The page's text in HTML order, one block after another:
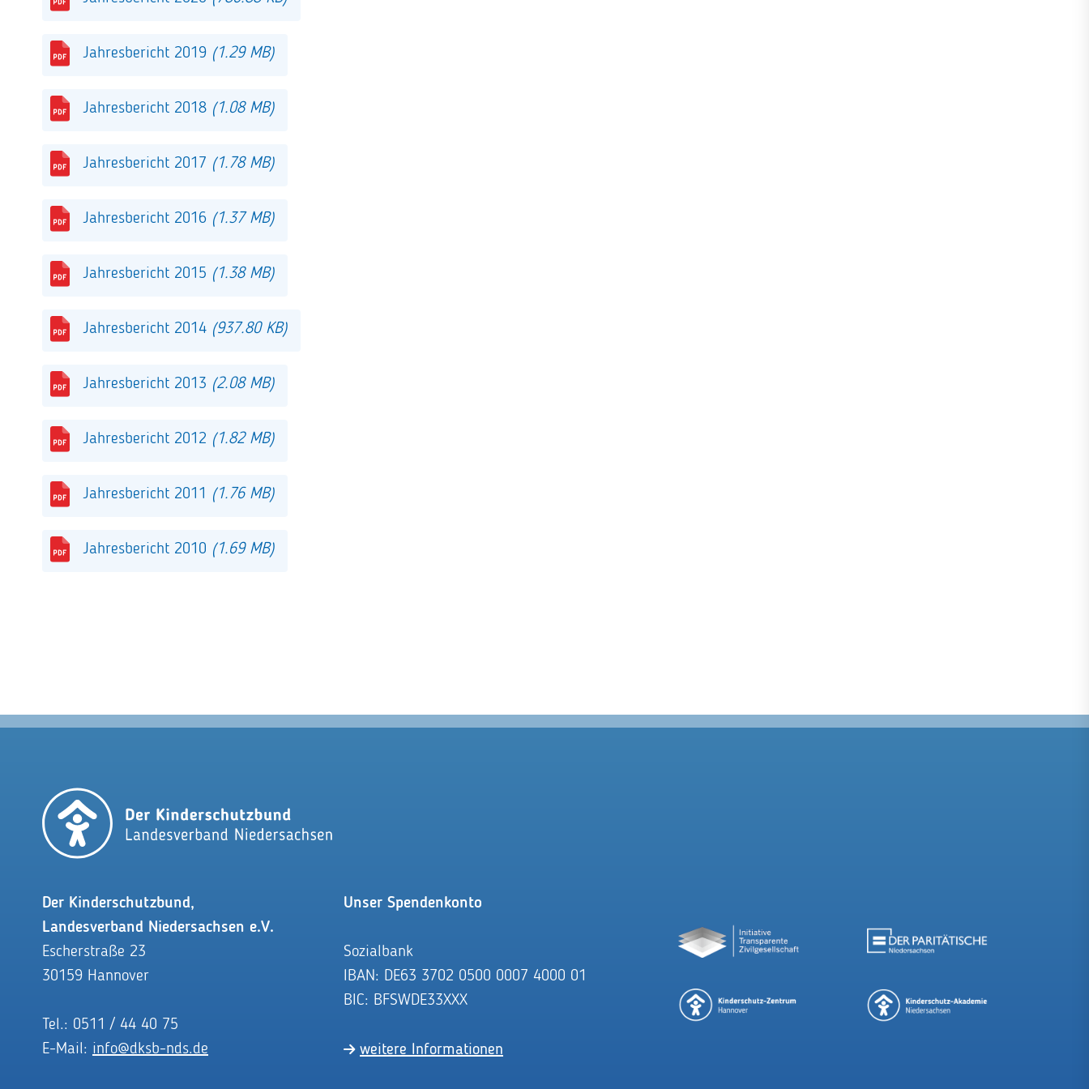
Jahresbericht 2019 (1.29 MB)
Jahresbericht 2018 (1.08 MB)
Jahresbericht 2017 (1.78 MB)
Jahresbericht 2016 (1.37 MB)
Jahresbericht 2015 (1.38 MB)
Jahresbericht 2014 (937.80 KB)
Jahresbericht 2013 (2.08 MB)
Jahresbericht 2012 (1.82 MB)
Jahresbericht 2011 (1.76 MB)
Jahresbericht 2010 (1.69 MB)
Der Kinderschutzbund,
Landesverband Niedersachsen e.V.
Escherstraße 23
30159 Hannover
Tel.: 0511 / 44 40 75
E-Mail: info@dksb-nds.de
Unser Spendenkonto
Sozialbank
IBAN: DE63 3702 0500 0007 4000 01
BIC: BFSWDE33XXX
weitere Informationen